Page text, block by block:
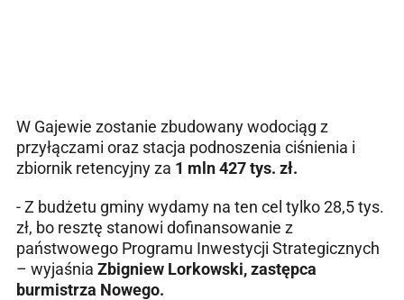
W Gajewie zostanie zbudowany wodociąg z
przyłączami oraz stacja podnoszenia ciśnienia i
zbiornik retencyjny za 1 mln 427 tys. zł.
- Z budżetu gminy wydamy na ten cel tylko 28,5 tys.
zł, bo resztę stanowi dofinansowanie z
państwowego Programu Inwestycji Strategicznych
– wyjaśnia Zbigniew Lorkowski, zastępca
burmistrza Nowego.